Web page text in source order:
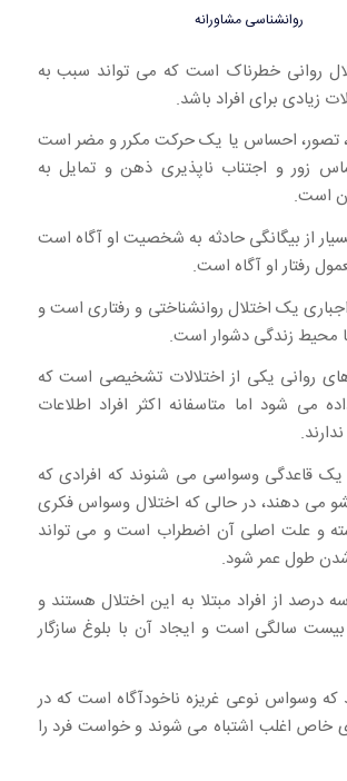
روانشناسی مشاورانه
روانی خطرناک است که می تواند سبب به
زیادی برای افراد باشد.
تصور، احساس یا یک حرکت مکرر و مضر است
زور و اجتناب ناپذیری ذهن و تمایل به
است.
از بیگانگی حادثه به شخصیت او آگاه است
رفتار او آگاه است.
یک اختلال روانشناختی و رفتاری است و
محیط زندگی دشوار است.
روانی یکی از اختلالات تشخیصی است که
می شود اما متاسفانه اکثر افراد اطلاعات
یک قاعدگی وسواسی می شنوند که افرادی که
می دهند، در حالی که اختلال وسواس فکری
و علت اصلی آن اضطراب است و می تواند
شدن طول عمر شود.
درصد از افراد مبتلا به این اختلال هستند و
سالگی است و ایجاد آن با بلوغ سازگار
که وسواس نوعی غریزه ناخودآگاه است که در
خاص اغلب اشتباه می شوند و خواست فرد را